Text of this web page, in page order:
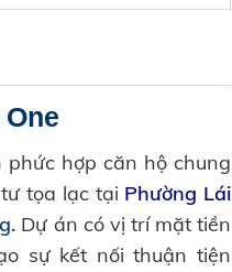
phức hợp căn hộ chung
tọa lạc tại Phường Lái
. Dự án có vị trí mặt tiền
sự kết nối thuận tiện